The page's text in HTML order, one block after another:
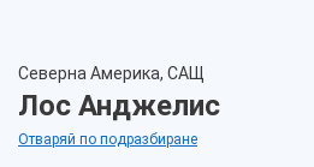
Северна Америка, САЩ
Лос Анджелис
Отваряй по подразбиране